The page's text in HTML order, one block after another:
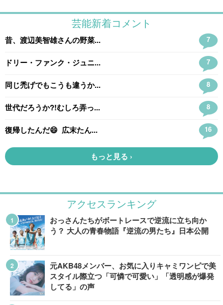
アクセスランキング
おっさんたちがボートレースで逆流に立ち向か
う？ 大人の青春物語『逆流の男たち』日本公開
元AKB48メンバー、お気に入りキャミワンピで美
スタイル際立つ「可憐で可愛い」「透明感が爆発
してる」の声